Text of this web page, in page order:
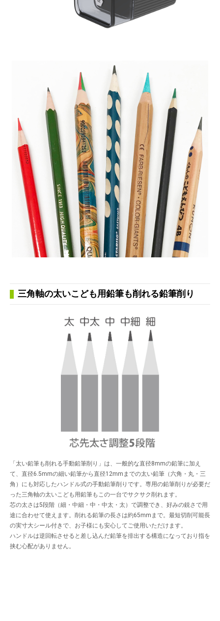
三角軸の太いこども用鉛筆も削れる鉛筆削り
「太い鉛筆も削れる手動鉛筆削り」は、一般的な直径8mmの鉛筆に加え
て、直径6.5mmの細い鉛筆から直径12mmまでの太い鉛筆（六角・丸・三
角）にも対応したハンドル式の手動鉛筆削りです。専用の鉛筆削りが必要だ
った三角軸の太いこども用鉛筆もこの一台でサクサク削れます。
芯の太さは5段階（細・中細・中・中太・太）で調整でき、好みの鋭さで用
途に合わせて使えます。削れる鉛筆の長さは約65mmまで。最短切削可能長
の実寸大シール付きで、お子様にも安心してご使用いただけます。
ハンドルは逆回転させると差し込んだ鉛筆を排出する構造になっており指を
挟む心配がありません。